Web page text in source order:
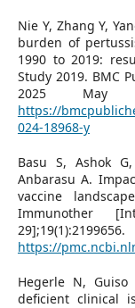
Nie Y, Zhang Y,
burden of
1990 to 2019:
Study 2019. BMC
2025 May
https://
024-18968-y
Basu S, Ashok
Anbarasu A.
vaccine
Immunother
https://
Hegerle N,
deficient clinical